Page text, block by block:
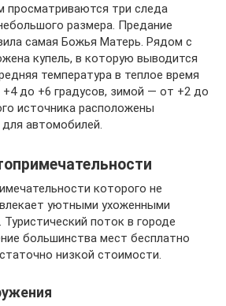
просматриваются три следа
размера. Предание
самая Божья Матерь. Рядом с
купель, в которую выводится
температура в теплое время
до +6 градусов, зимой — от +2 до
источника расположены
автомобилей.
которого не
уютными ухоженными
поток в городе
большинства мест бесплатно
низкой стоимости.